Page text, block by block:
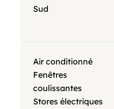
Sud
Air conditionné
Fenêtres
coulissantes
Stores électriques